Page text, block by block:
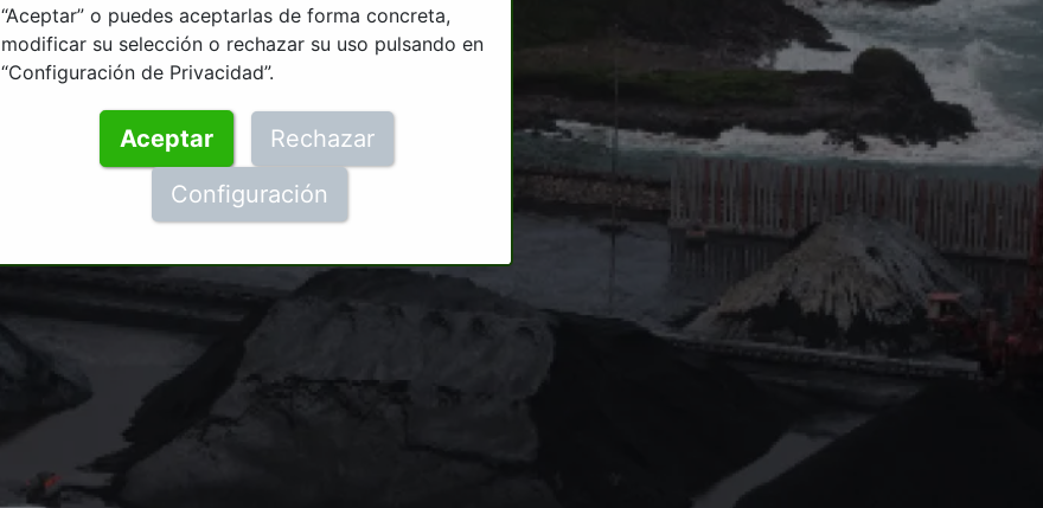
“Aceptar” o puedes aceptarlas de forma concreta,
modificar su selección o rechazar su uso pulsando en
“Configuración de Privacidad”.
Aceptar
Rechazar
Configuración